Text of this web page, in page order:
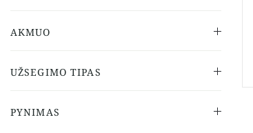
AKMUO
UŽSEGIMO TIPAS
PYNIMAS